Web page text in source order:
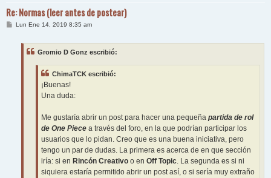
Re: Normas (leer antes de postear)
MLun Ene 14, 2019 8:35 am
Gromio D Gonz escribió:
ChimaTCK escribió:
¡Buenas!
Una duda:
Me gustaría abrir un post para hacer una pequeña partida de rol
de One Piece a través del foro, en la que podrían participar los
usuarios que lo pidan. Creo que es una buena iniciativa, pero
tengo un par de dudas. La primera es acerca de en que sección
iría: si en Rincón Creativo o en Off Topic. La segunda es si ni
siquiera estaría permitido abrir un post así, o si sería muy extraño